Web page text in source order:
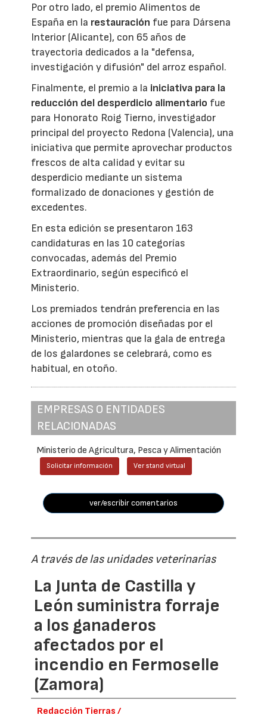
Por otro lado, el premio Alimentos de
España en la restauración fue para Dársena
Interior (Alicante), con 65 años de
trayectoria dedicados a la "defensa,
investigación y difusión" del arroz español.
Finalmente, el premio a la iniciativa para la
reducción del desperdicio alimentario fue
para Honorato Roig Tierno, investigador
principal del proyecto Redona (Valencia), una
iniciativa que permite aprovechar productos
frescos de alta calidad y evitar su
desperdicio mediante un sistema
formalizado de donaciones y gestión de
excedentes.
En esta edición se presentaron 163
candidaturas en las 10 categorías
convocadas, además del Premio
Extraordinario, según especificó el
Ministerio.
Los premiados tendrán preferencia en las
acciones de promoción diseñadas por el
Ministerio, mientras que la gala de entrega
de los galardones se celebrará, como es
habitual, en otoño.
EMPRESAS O ENTIDADES
RELACIONADAS
Ministerio de Agricultura, Pesca y Alimentación
Solicitar información Ver stand virtual
ver/escribir comentarios
A través de las unidades veterinarias
La Junta de Castilla y
León suministra forraje
a los ganaderos
afectados por el
incendio en Fermoselle
(Zamora)
Redacción Tierras /